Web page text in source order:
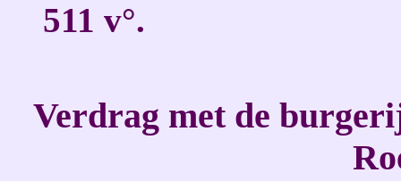
511 v°.
Verdrag met de